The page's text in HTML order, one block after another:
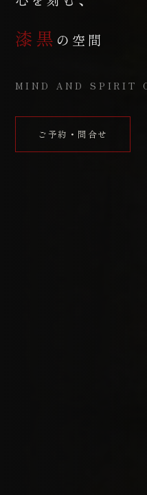
漆黒 の空間
MIND AND SPIRIT
ご予約・問合せ